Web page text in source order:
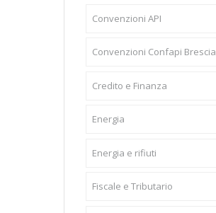
Convenzioni API
Convenzioni Confapi Brescia
Credito e Finanza
Energia
Energia e rifiuti
Fiscale e Tributario